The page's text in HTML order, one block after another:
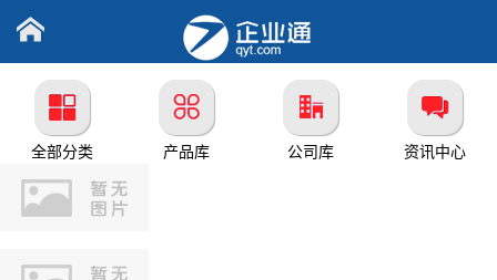
全部分类 产品库 公司库 资讯中心